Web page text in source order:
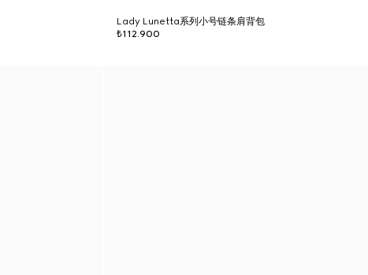
Lady Lunetta系列小号链条肩背包
₺112.900